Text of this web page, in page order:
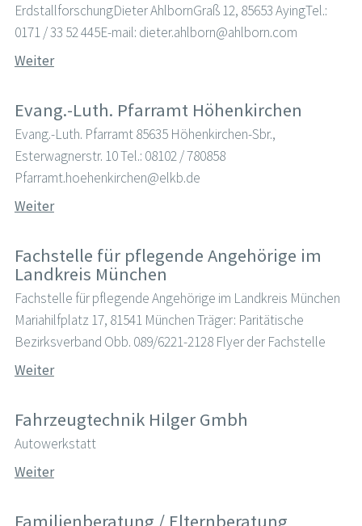
ErdstallforschungDieter AhlbornGraß 12, 85653 AyingTel.:
0171 / 33 52 445E-mail: dieter.ahlborn@ahlborn.com
Weiter
Evang.-Luth. Pfarramt Höhenkirchen
Evang.-Luth. Pfarramt 85635 Höhenkirchen-Sbr.,
Esterwagnerstr. 10 Tel.: 08102 / 780858
Pfarramt.hoehenkirchen@elkb.de
Weiter
Fachstelle für pflegende Angehörige im
Landkreis München
Fachstelle für pflegende Angehörige im Landkreis München
Mariahilfplatz 17, 81541 München Träger: Paritätische
Bezirksverband Obb. 089/6221-2128 Flyer der Fachstelle
Weiter
Fahrzeugtechnik Hilger Gmbh
Autowerkstatt
Weiter
Familienberatung / Elternberatung